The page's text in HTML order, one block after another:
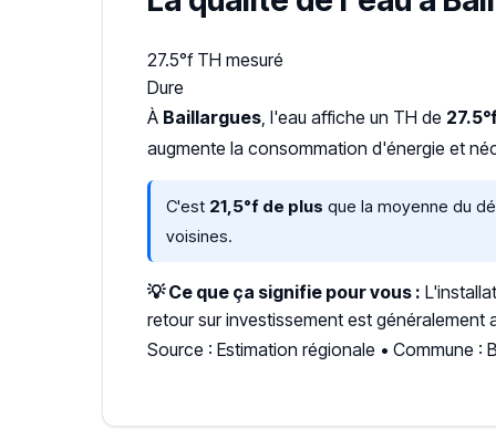
27.5°f TH mesuré
Dure
À Baillargues, l'eau affiche un TH de
augmente la consommation d'énergie et
C'est 21,5°f de plus que la moyenne du
voisines.
💡 Ce que ça signifie pour vous :
retour sur investissement est généralement
Source : Estimation régionale • Commune :